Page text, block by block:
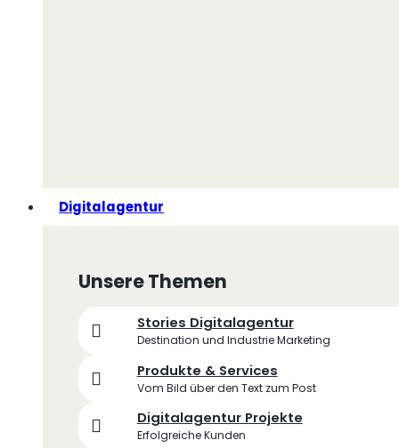
Digitalagentur
Unsere Themen
Stories Digitalagentur
Destination und Industrie Marketing
Produkte & Services
Vom Bild über den Text zum Post
Digitalagentur Projekte
Erfolgreiche Kunden